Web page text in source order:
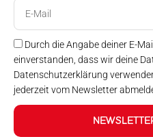
Durch die Angabe deiner E-
einverstanden, dass wir deine
Datenschutzerklärung
jederzeit vom Newsletter